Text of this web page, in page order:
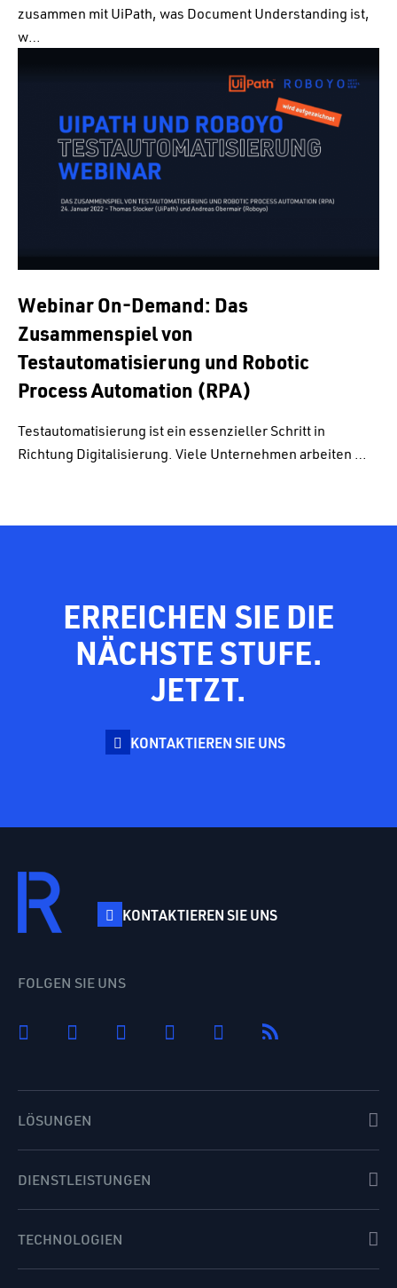
zusammen mit UiPath, was Document Understanding ist,
w…
Webinar On-Demand: Das
Zusammenspiel von
Testautomatisierung und Robotic
Process Automation (RPA)
Testautomatisierung ist ein essenzieller Schritt in
Richtung Digitalisierung. Viele Unternehmen arbeiten …
ERREICHEN SIE DIE
NÄCHSTE STUFE.
JETZT.
KONTAKTIEREN SIE UNS
KONTAKTIEREN SIE UNS
FOLGEN SIE UNS
LÖSUNGEN
DIENSTLEISTUNGEN
TECHNOLOGIEN